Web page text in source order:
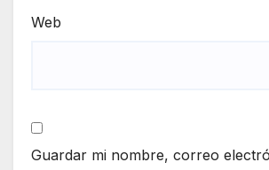
Web
Guardar mi nombre, correo